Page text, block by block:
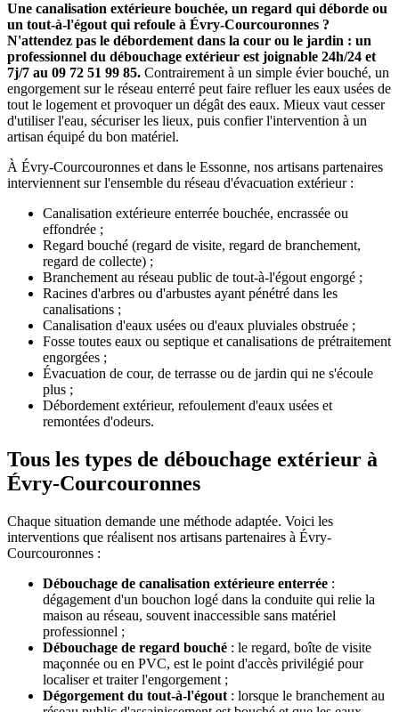
Une canalisation extérieure bouchée, un regard qui déborde ou
un tout-à-l'égout qui refoule à Évry-Courcouronnes ?
N'attendez pas le débordement dans la cour ou le jardin : un
professionnel du débouchage extérieur est joignable 24h/24 et
7j/7 au 09 72 51 99 85. Contrairement à un simple évier bouché, un
engorgement sur le réseau enterré peut faire refluer les eaux usées de
tout le logement et provoquer un dégât des eaux. Mieux vaut cesser
d'utiliser l'eau, sécuriser les lieux, puis confier l'intervention à un
artisan équipé du bon matériel.
À Évry-Courcouronnes et dans le Essonne, nos artisans partenaires
interviennent sur l'ensemble du réseau d'évacuation extérieur :
Canalisation extérieure enterrée bouchée, encrassée ou
effondrée ;
Regard bouché (regard de visite, regard de branchement,
regard de collecte) ;
Branchement au réseau public de tout-à-l'égout engorgé ;
Racines d'arbres ou d'arbustes ayant pénétré dans les
canalisations ;
Canalisation d'eaux usées ou d'eaux pluviales obstruée ;
Fosse toutes eaux ou septique et canalisations de prétraitement
engorgées ;
Évacuation de cour, de terrasse ou de jardin qui ne s'écoule
plus ;
Débordement extérieur, refoulement d'eaux usées et
remontées d'odeurs.
Tous les types de débouchage extérieur à
Évry-Courcouronnes
Chaque situation demande une méthode adaptée. Voici les
interventions que réalisent nos artisans partenaires à Évry-
Courcouronnes :
Débouchage de canalisation extérieure enterrée :
dégagement d'un bouchon logé dans la conduite qui relie la
maison au réseau, souvent inaccessible sans matériel
professionnel ;
Débouchage de regard bouché : le regard, boîte de visite
maçonnée ou en PVC, est le point d'accès privilégié pour
localiser et traiter l'engorgement ;
Dégorgement du tout-à-l'égout : lorsque le branchement au